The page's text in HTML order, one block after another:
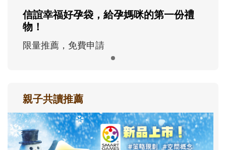
信誼幸福好孕袋，給孕媽咪的第一份禮
物！
限量推薦，免費申請
親子共讀推薦